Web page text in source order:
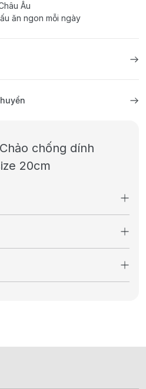
Âu
ăn ngon mỗi ngày
chống dính
20cm